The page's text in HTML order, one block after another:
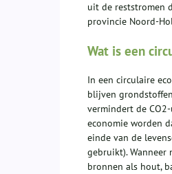
uit de reststromen
provincie Noord-
Wat is een
In een circulaire
blijven
vermindert de
economie worden
einde van de
gebruikt).
bronnen als hout,